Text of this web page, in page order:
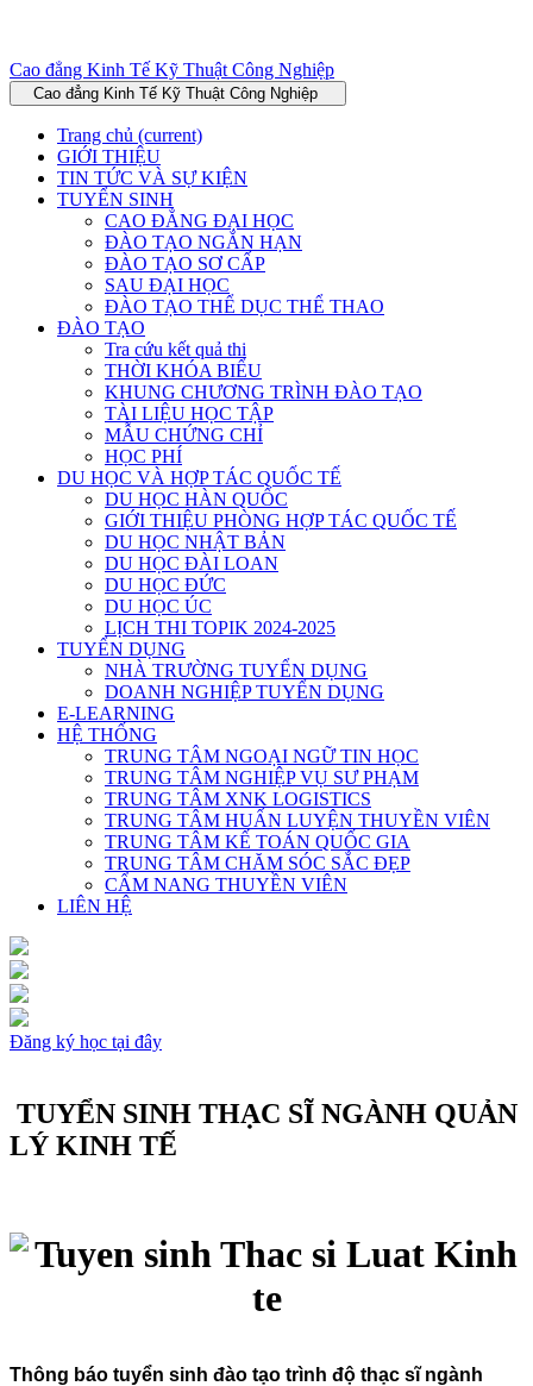
Cao đẳng Kinh Tế Kỹ Thuật Công Nghiệp
Cao đẳng Kinh Tế Kỹ Thuật Công Nghiệp
Trang chủ (current)
GIỚI THIỆU
TIN TỨC VÀ SỰ KIỆN
TUYỂN SINH
CAO ĐẲNG ĐẠI HỌC
ĐÀO TẠO NGẮN HẠN
ĐÀO TẠO SƠ CẤP
SAU ĐẠI HỌC
ĐÀO TẠO THỂ DỤC THỂ THAO
ĐÀO TẠO
Tra cứu kết quả thi
THỜI KHÓA BIỂU
KHUNG CHƯƠNG TRÌNH ĐÀO TẠO
TÀI LIỆU HỌC TẬP
MẪU CHỨNG CHỈ
HỌC PHÍ
DU HỌC VÀ HỢP TÁC QUỐC TẾ
DU HỌC HÀN QUỐC
GIỚI THIỆU PHÒNG HỢP TÁC QUỐC TẾ
DU HỌC NHẬT BẢN
DU HỌC ĐÀI LOAN
DU HỌC ĐỨC
DU HỌC ÚC
LỊCH THI TOPIK 2024-2025
TUYỂN DỤNG
NHÀ TRƯỜNG TUYỂN DỤNG
DOANH NGHIỆP TUYỂN DỤNG
E-LEARNING
HỆ THỐNG
TRUNG TÂM NGOẠI NGỮ TIN HỌC
TRUNG TÂM NGHIỆP VỤ SƯ PHẠM
TRUNG TÂM XNK LOGISTICS
TRUNG TÂM HUẤN LUYỆN THUYỀN VIÊN
TRUNG TÂM KẾ TOÁN QUỐC GIA
TRUNG TÂM CHĂM SÓC SẮC ĐẸP
CẨM NANG THUYỀN VIÊN
LIÊN HỆ
Đăng ký học tại đây
TUYỂN SINH THẠC SĨ NGÀNH QUẢN
LÝ KINH TẾ
Thông báo tuyển sinh đào tạo trình độ thạc sĩ ngành